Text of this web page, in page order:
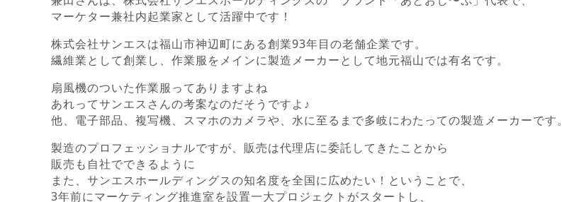
マーケター兼社内起業家として活躍中です！
株式会社サンエスは福山市神辺町にある創業93年目の老舗企業です。
繊維業として創業し、作業服をメインに製造メーカーとして地元福山では有名です。
扇風機のついた作業服ってありますよね
あれってサンエスさんの考案なのだそうですよ♪
他、電子部品、複写機、スマホのカメラや、水に至るまで多岐にわたっての製造メーカーです。
製造のプロフェッショナルですが、販売は代理店に委託してきたことから
販売も自社でできるように
また、サンエスホールディングスの知名度を全国に広めたい！ということで、
3年前にマーケティング推進室を設置一大プロジェクトがスタートし、